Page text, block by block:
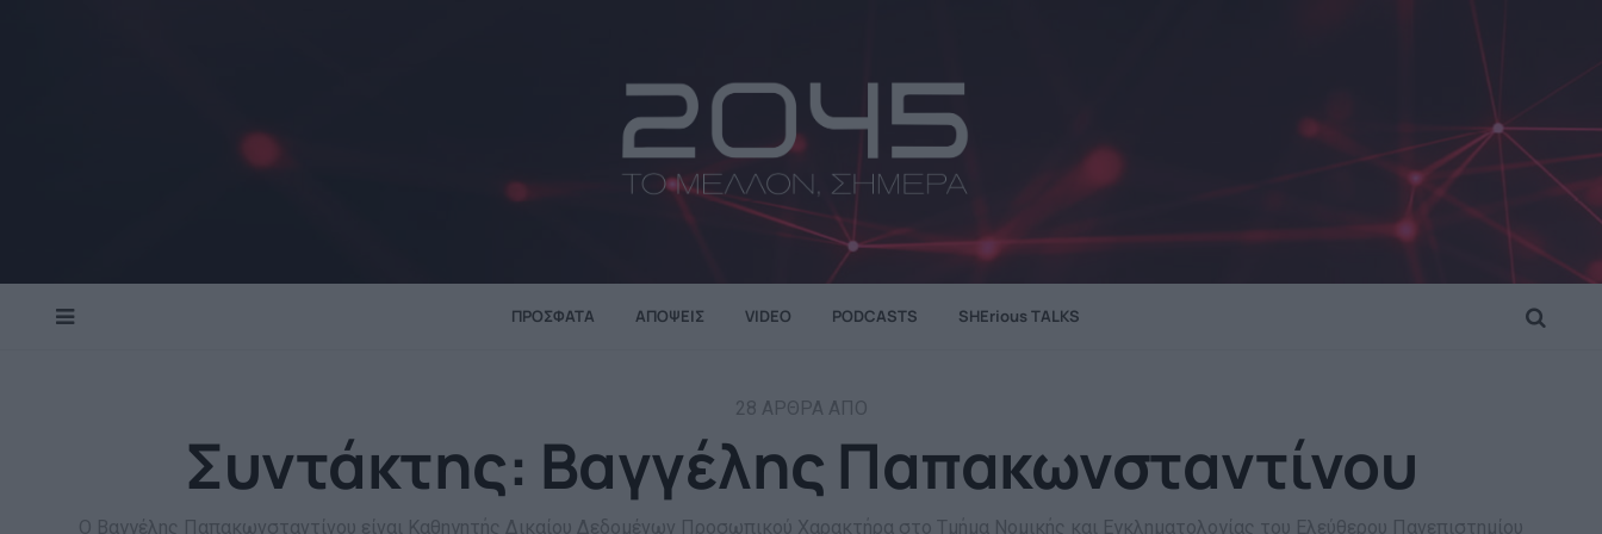
ΠΡΌΣΦΑΤΑ ΑΠΌΨΕΙΣ VIDEO PODCASTS
SHErious TALKS
SEARCH
28 ΆΡΘΡΑ ΑΠΌ
Συντάκτης: Βαγγέλης Παπακωνσταντίνου
Ο Βαγγέλης Παπακωνσταντίνου είναι Καθηγητής Δικαίου Δεδομένων Προσωπικού Χαρακτήρα στο Τμήμα Νομικής και Εγκληματολογίας του Ελεύθερου Πανεπιστημίου